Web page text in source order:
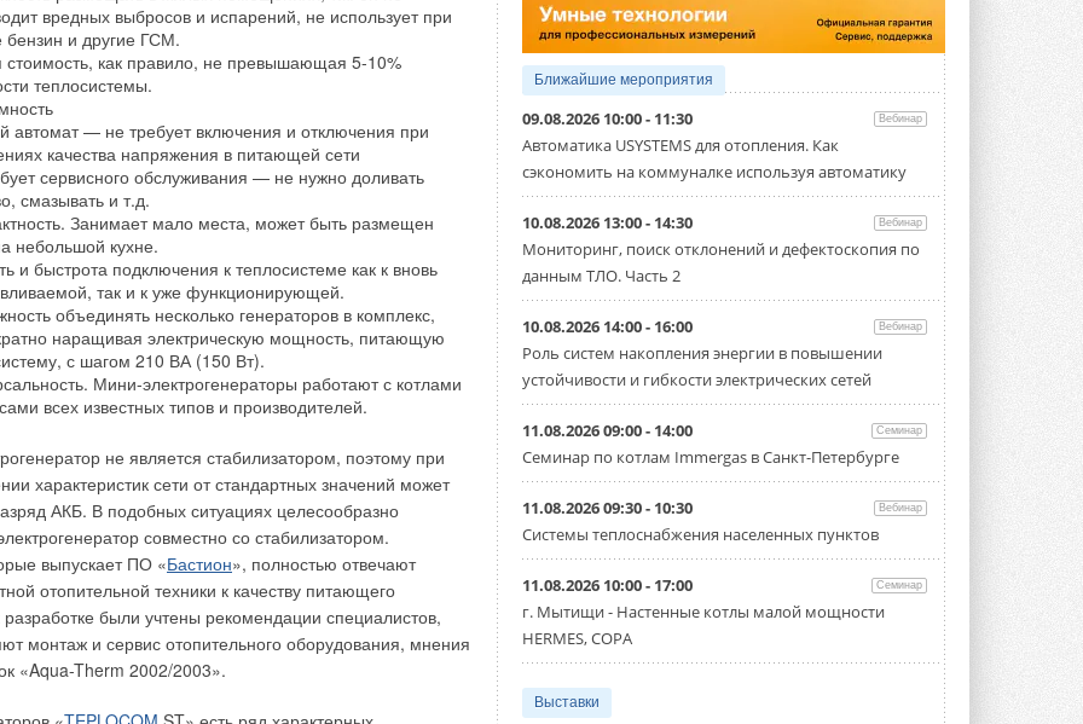
вредных выбросов и испарений, не использует при
бензин и другие ГСМ.
стоимость, как правило, не превышающая 5-10%
теплосистемы.
автомат — не требует включения и отключения при
качества напряжения в питающей сети
сервисного обслуживания — не нужно доливать
смазывать и т.д.
Занимает мало места, может быть размещен
небольшой кухне.
и быстрота подключения к теплосистеме как к вновь
так и к уже функционирующей.
объединять несколько генераторов в комплекс,
наращивая электрическую мощность, питающую
с шагом 210 ВА (150 Вт).
Мини-электрогенераторы работают с котлами
всех известных типов и производителей.
не является стабилизатором, поэтому при
характеристик сети от стандартных значений может
АКБ. В подобных ситуациях целесообразно
совместно со стабилизатором.
выпускает ПО «Бастион», полностью отвечают
отопительной техники к качеству питающего
были учтены рекомендации специалистов,
монтаж и сервис отопительного оборудования, мнения
«Aqua-Therm 2002/2003».
производственный холдинг ...
3 АВГУСТА 2026
«Датарк» испытал модульный
ЦОД с плотностью 54 кВт на
стойку
Испытания прошли на собственной
производственной площадке и были ...
3 АВГУСТА 2026
Samsung выпускает VRF-
систему DVM на R32
Линейка включает семь типоразмеров
производительностью от 22,4 до 56 кВт.
Суммарная длина трубопроводов ...
«СиСофт Девелопмент» подвел
итоги конкурса студенческих
проектов «ТИМ-лидеры 2026»
Новый сезон конкурса «ТИМ-лидеры»
стартует уже в сентябре 2026 года ...
3 АВГУСТА 2026
«Русклимат» укрепляет
партнёрство за Уралом
Президент Омского землячества в
Москве Михаил Тимошенко посетил
Омск с трёхдневным рабочим визитом ...
флагманский чиллер AquaEdge
Ближайшие мероприятия
09.08.2026 10:00 - 11:30 Вебинар
Автоматика USYSTEMS для отопления. Как
сэкономить на коммуналке используя автоматику
10.08.2026 13:00 - 14:30 Вебинар
Мониторинг, поиск отклонений и дефектоскопия по
данным ТЛО. Часть 2
10.08.2026 14:00 - 16:00 Вебинар
Роль систем накопления энергии в повышении
устойчивости и гибкости электрических сетей
11.08.2026 09:00 - 14:00 Семинар
Семинар по котлам Immergas в Санкт-Петербурге
11.08.2026 09:30 - 10:30 Вебинар
Системы теплоснабжения населенных пунктов
11.08.2026 10:00 - 17:00 Семинар
г. Мытищи - Настенные котлы малой мощности
HERMES, COPA
Выставки
атмосферные горелочные устройства
горелкойWorgas, EMAX GWH — горелкой
осуществляется посредством действия термопары.
Fустановлена защитная автоматика немецкой компании
— итальянской компании SIT. Защитная автоматика
газового конвектора в случаях перерыва подачи
газа на входе в конвектор ниже предельно
затруднения выброса продуктов сгорания или притока
ветрозащитного колпака.
GWH и OGK-F работают как на природном, так и на
преимущества отопления газовыми
(в течение 10 мин.) при консервации дачи на зиму
только открутить резьбовое соединение с
и вывернуть два крепежных болта); повторная
не требует привлечения специалистов и также
не более 10 мин.;
в конвекторах водяного контура, вследствие чего не
проблемы замерзания теплоносителя и повреждения
системы;
в минимальные сроки после включения поднять
до необходимого уровня;
эксплуатации, обеспечиваемая
давления.
под горелку.
из нержавеющей стали.
узел периодической продувки.
продувки (клапан быстрого вывода шлама). Рабочее давление —
уходящих газов — 240°С Температура питательной воды
соответствия Госстандарта России и
Госгортехнадзора России.
– самые популярные радиаторы в Европе
2014
решение в области вентиляции и кондиционирования
2003
промышленные котлы
2003
горелок для отопительных котлов
водонагреватели Royal Thermo: чем отличаются
2026
Уведомления отключены